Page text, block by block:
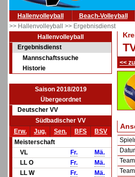
Hallenvolleyball Beach-Volleyball
>> Hallenvolleyball >> Ergebnisdienst
Hallenvolleyball
Ergebnisdienst
Mannschaftssuche
Historie
Saison 2018/2019
Übergeordnet
Deutscher VV
Südbadischer VV
Erw.
Jug. Sen. BFS
BSV
Meisterschaft
VL
Fr.
Mä.
LL O
Fr.
Mä.
LL W
Fr.
Mä.
<<